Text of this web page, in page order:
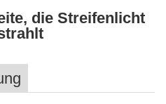
die Streifenlicht